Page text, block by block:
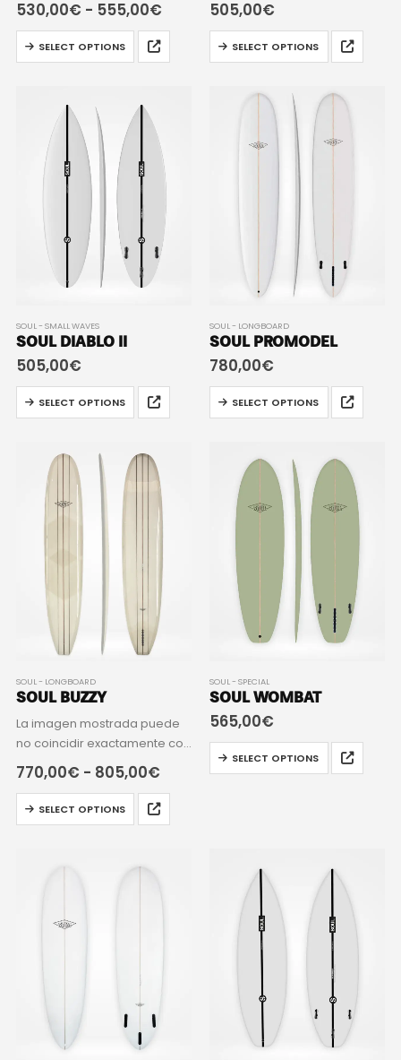
530,00€ - 555,00€
SELECT OPTIONS
505,00€
SELECT OPTIONS
SOUL - SMALL WAVES
SOUL DIABLO II
505,00€
SELECT OPTIONS
SOUL - LONGBOARD
SOUL PROMODEL
780,00€
SELECT OPTIONS
SOUL - LONGBOARD
SOUL BUZZY
La imagen mostrada puede
no coincidir exactamente con
el modelo indicado.
770,00€ - 805,00€
SELECT OPTIONS
SOUL - SPECIAL
SOUL WOMBAT
565,00€
SELECT OPTIONS